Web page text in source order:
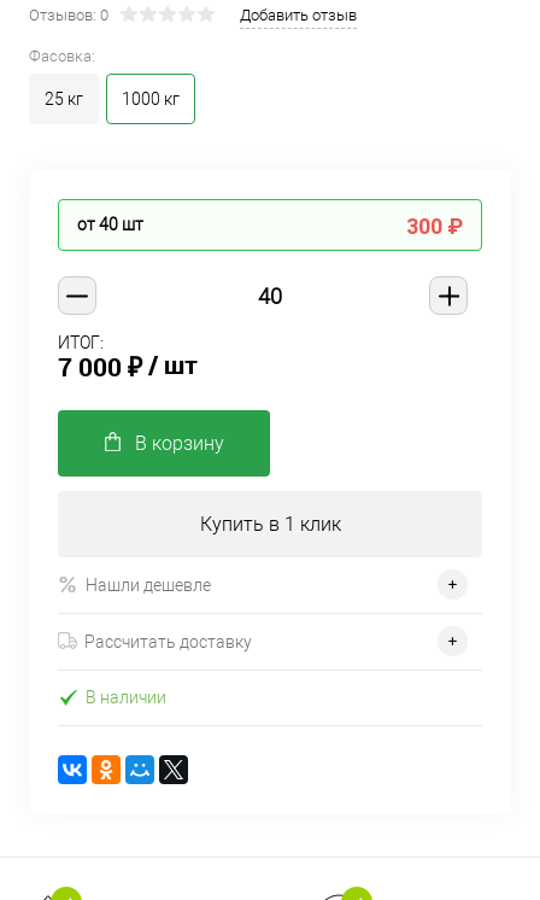
Отзывов: 0 Добавить отзыв
Фасовка:
25 кг 1000 кг
от 40 шт 300 ₽
ИТОГ:
7 000 ₽/ шт
В корзину
Купить в 1 клик
Нашли дешевле
Рассчитать доставку
В наличии